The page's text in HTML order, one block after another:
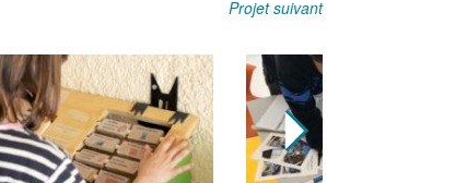
Projet suivant